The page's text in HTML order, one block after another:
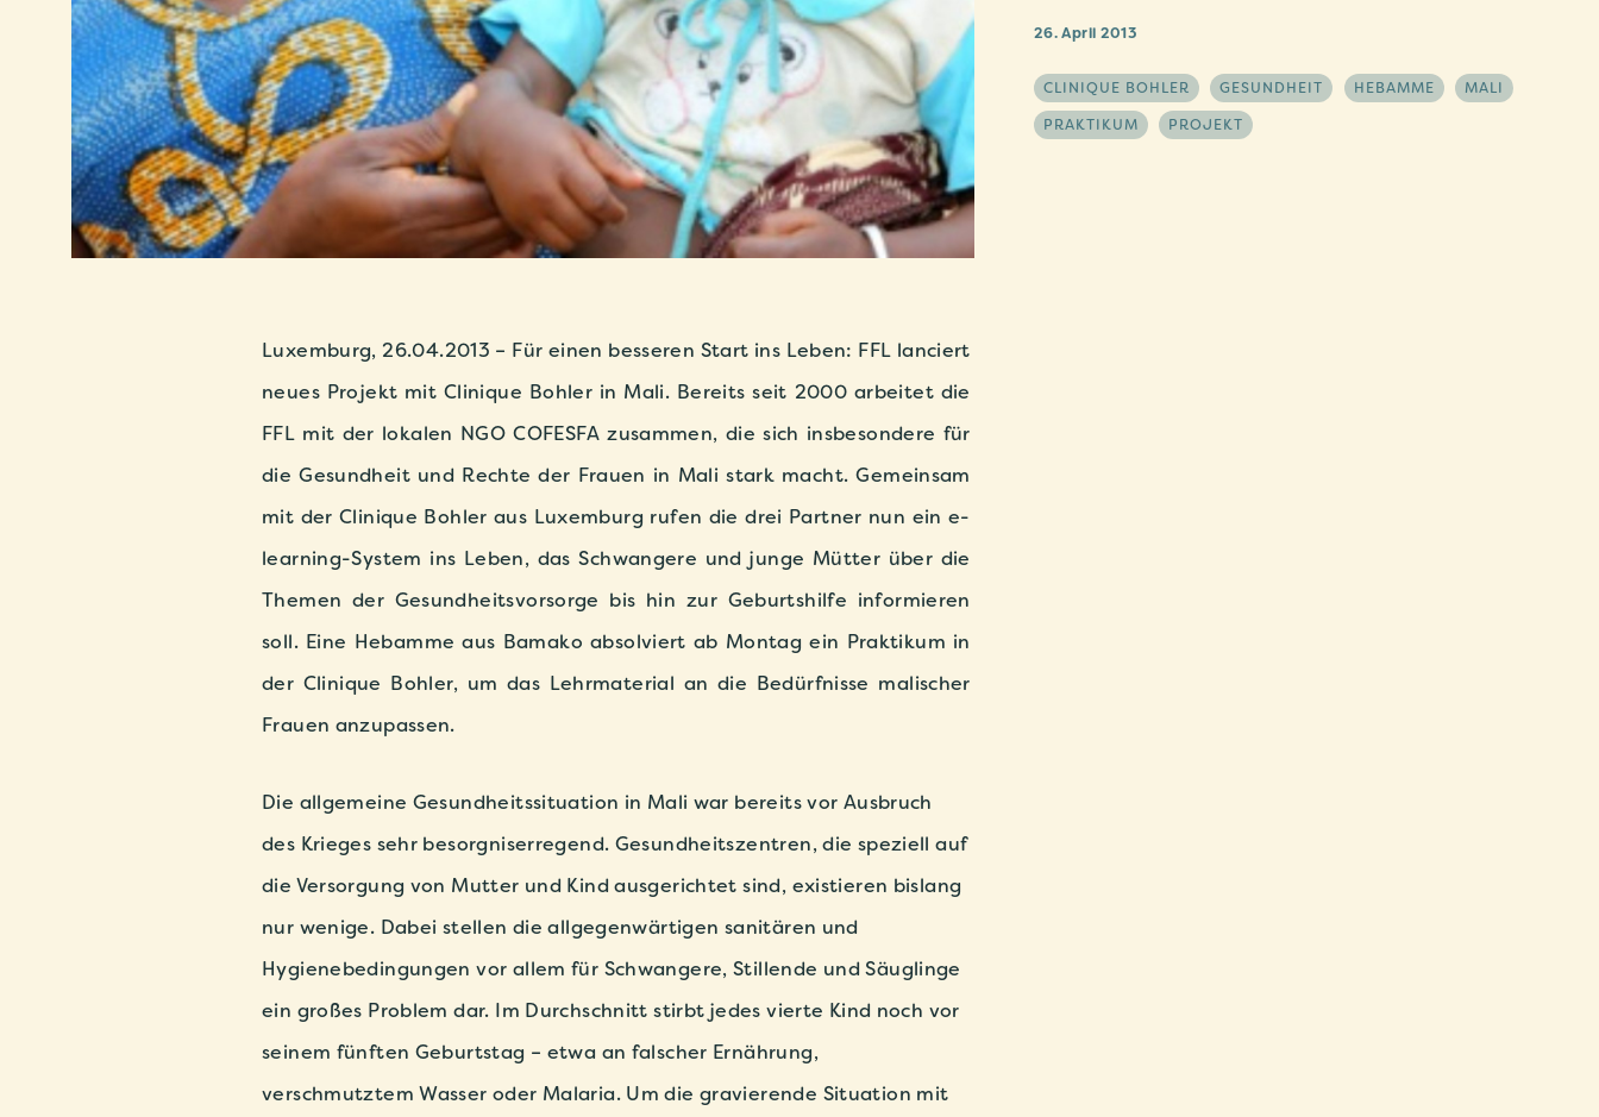
26. April 2013
CLINIQUE BOHLER GESUNDHEIT HEBAMME
MALI
PRAKTIKUM
PROJEKT
Luxemburg, 26.04.2013 – Für einen besseren Start ins Leben: FFL lanciert
neues Projekt mit Clinique Bohler in Mali. Bereits seit 2000 arbeitet die
FFL mit der lokalen NGO COFESFA zusammen, die sich insbesondere für
die Gesundheit und Rechte der Frauen in Mali stark macht. Gemeinsam
mit der Clinique Bohler aus Luxemburg rufen die drei Partner nun ein e-
learning-System ins Leben, das Schwangere und junge Mütter über die
Themen der Gesundheitsvorsorge bis hin zur Geburtshilfe informieren
soll. Eine Hebamme aus Bamako absolviert ab Montag ein Praktikum in
der Clinique Bohler, um das Lehrmaterial an die Bedürfnisse malischer
Frauen anzupassen.
Die allgemeine Gesundheitssituation in Mali war bereits vor Ausbruch
des Krieges sehr besorgniserregend. Gesundheitszentren, die speziell auf
die Versorgung von Mutter und Kind ausgerichtet sind, existieren bislang
nur wenige. Dabei stellen die allgegenwärtigen sanitären und
Hygienebedingungen vor allem für Schwangere, Stillende und Säuglinge
ein großes Problem dar. Im Durchschnitt stirbt jedes vierte Kind noch vor
seinem fünften Geburtstag – etwa an falscher Ernährung,
verschmutztem Wasser oder Malaria. Um die gravierende Situation mit